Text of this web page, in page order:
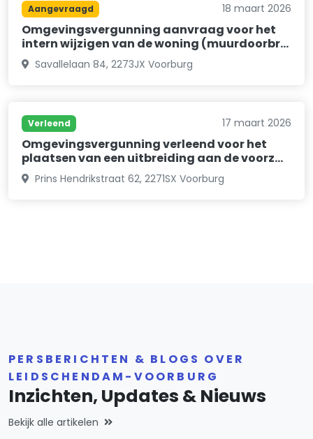
Aangevraagd 18 maart 2026
Omgevingsvergunning aanvraag voor het
intern wijzigen van de woning (muurdoorbr…
Savallelaan 84, 2273JX Voorburg
Verleend 17 maart 2026
Omgevingsvergunning verleend voor het
plaatsen van een uitbreiding aan de voorz…
Prins Hendrikstraat 62, 2271SX Voorburg
PERSBERICHTEN & BLOGS OVER
LEIDSCHENDAM-VOORBURG
Inzichten, Updates & Nieuws
Bekijk alle artikelen